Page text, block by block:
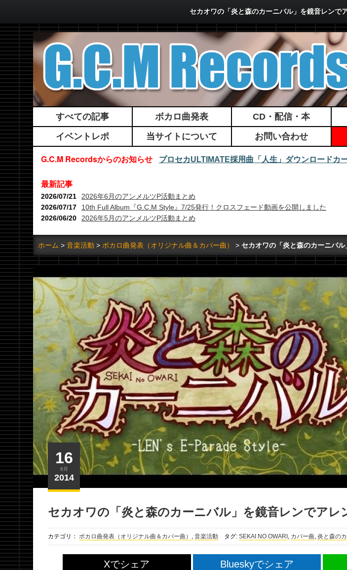
セカオワの「炎と森のカーニバル」を鏡音レン
すべての記事 ボカロ曲発表 CD・配信・本
イベントレポ
当サイトについて お問い合わせ
G.C.M Recordsからのお知らせ プロセカULTIMATE採用曲「人生」ダウンロードカ
最新記事
2026年6月のアンメルツP活動まとめ
2026/07/21
10th Full Album『G.C.M Style』7/25発行！クロスフェード動画を公開しました
2026/07/17
2026年5月のアンメルツP活動まとめ
2026/06/20
ホーム 音楽活動 ボカロ曲発表（オリジナル曲＆カバー曲） セカオワの「炎と森のカーニバ
16
8月
2014
セカオワの「炎と森のカーニバル」を鏡音レンでアレ
カテゴリ： ボカロ曲発表（オリジナル曲＆カバー曲） , 音楽活動 タグ: SEKAI NO OWARI , カバー曲, 炎と森の
Xでシェア Blueskyでシェア